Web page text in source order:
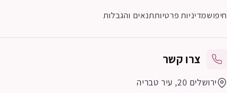
חיפושמדיניות פרטיותתנאים והגבלות
צרו קשר
ירושלים 20, עיר טבריה